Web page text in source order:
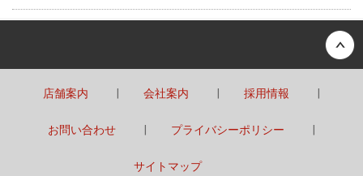
店舗案内 会社案内 採用情報
お問い合わせ プライバシーポリシー
サイトマップ